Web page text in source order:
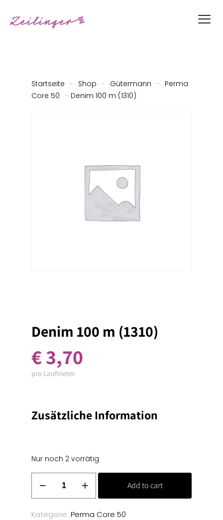
Startseite - Shop - Gütermann - Perma
Core 50 - Denim 100 m (1310)
Denim 100 m (1310)
€3,70
pro Laufmeter
Zusätzliche Information
Nur noch 2 vorrätig
m
(1310)
Add to cart
Kategorie: Perma Core 50